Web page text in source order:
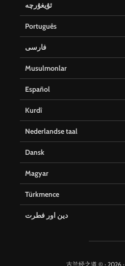
ئۇيغۇرچە
Português
فارسی
Musulmonlar
Español
Kurdî
Nederlandse taal
Dansk
Magyar
Türkmence
دین اور فطرت
古兰经之道 © · 2026 ·